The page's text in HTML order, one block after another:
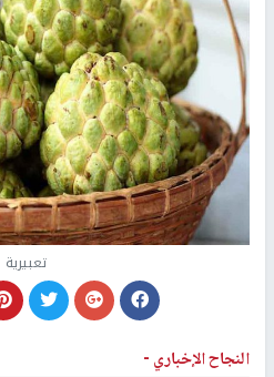
تعبيرية
النجاح الإخباري -